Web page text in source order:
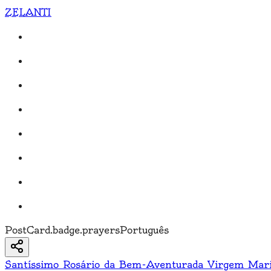
ZELANTI
PostCard.badge.prayersPortuguês
Santíssimo Rosário da Bem-Aventurada Virgem